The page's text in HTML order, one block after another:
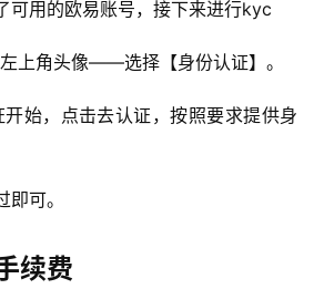
可用的欧易账号，接下来进行kyc
上角头像——选择【身份认证】。
开始，点击去认证，按照要求提供身
可。
续费